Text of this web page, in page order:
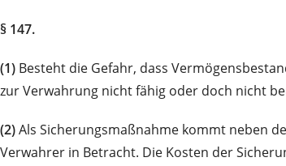
§ 147.
(1) Besteht die Gefahr, dass
zur Verwahrung nicht fähig oder doch nicht
(2)Als Sicherungsmaßnahme kommt neben
Verwahrer in Betracht. Die Kosten der